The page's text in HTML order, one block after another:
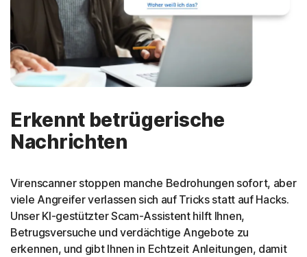
Erkennt betrügerische
Nachrichten
Virenscanner stoppen manche Bedrohungen sofort, aber
viele Angreifer verlassen sich auf Tricks statt auf Hacks.
Unser KI-gestützter Scam-Assistent hilft Ihnen,
Betrugsversuche und verdächtige Angebote zu
erkennen, und gibt Ihnen in Echtzeit Anleitungen, damit